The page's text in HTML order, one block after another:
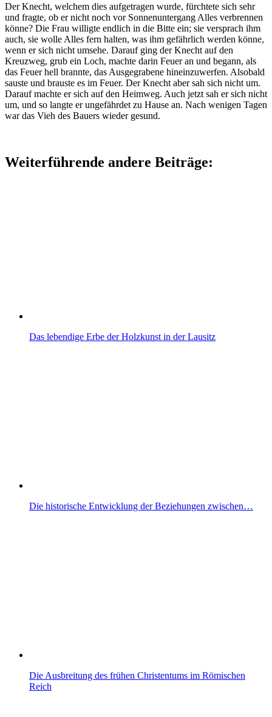
Der Knecht, welchem dies aufgetragen wurde, fürchtete sich sehr
und fragte, ob er nicht noch vor Sonnenuntergang Alles verbrennen
könne? Die Frau willigte endlich in die Bitte ein; sie versprach ihm
auch, sie wolle Alles fern halten, was ihm gefährlich werden könne,
wenn er sich nicht umsehe. Darauf ging der Knecht auf den
Kreuzweg, grub ein Loch, machte darin Feuer an und begann, als
das Feuer hell brannte, das Ausgegrabene hineinzuwerfen. Alsobald
sauste und brauste es im Feuer. Der Knecht aber sah sich nicht um.
Darauf machte er sich auf den Heimweg. Auch jetzt sah er sich nicht
um, und so langte er ungefährdet zu Hause an. Nach wenigen Tagen
war das Vieh des Bauers wieder gesund.
Weiterführende andere Beiträge:
Das lebendige Erbe der Holzkunst in der Lausitz
Die historische Entwicklung der Beziehungen zwischen…
Die Ausbreitung des frühen Christentums im Römischen
Reich